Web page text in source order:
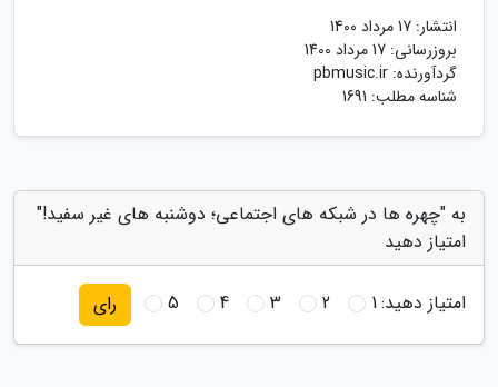
انتشار: 17 مرداد 1400
بروزرسانی: 17 مرداد 1400
گردآورنده: pbmusic.ir
شناسه مطلب: 1691
به "چهره ها در شبکه های اجتماعی؛ دوشنبه های غیر سفید!"
امتیاز دهید
امتیاز دهید:1
2
3
4
5 رای